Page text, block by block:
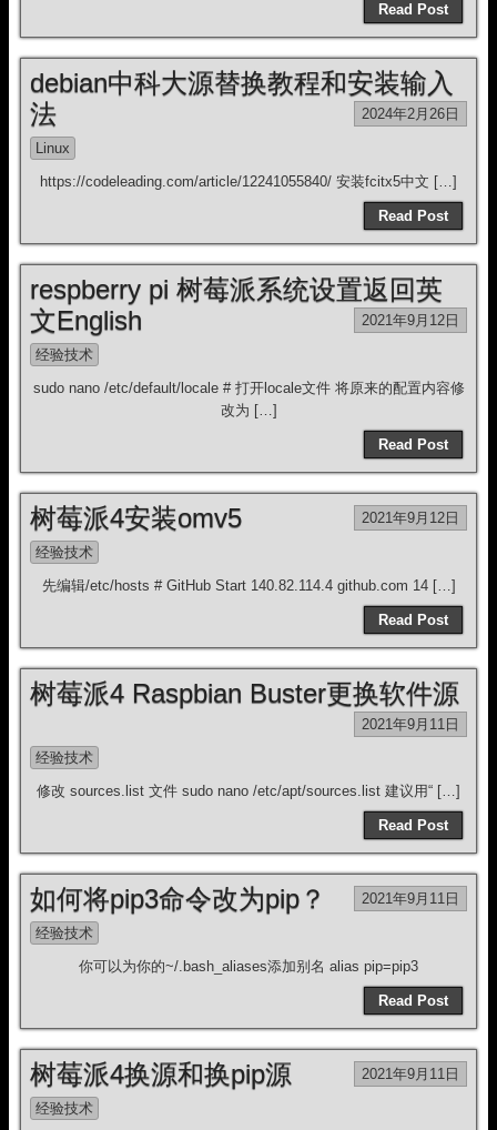
Read Post
debian中科大源替换教程和安装输入
法
2024年2月26日
Linux
https://codeleading.com/article/12241055840/ 安装fcitx5中文 […]
Read Post
respberry pi 树莓派系统设置返回英
文English
2021年9月12日
经验技术
sudo nano /etc/default/locale # 打开locale文件 将原来的配置内容修
改为 […]
Read Post
树莓派4安装omv5 2021年9月12日
经验技术
先编辑/etc/hosts # GitHub Start 140.82.114.4 github.com 14 […]
Read Post
树莓派4 Raspbian Buster更换软件源
2021年9月11日
经验技术
修改 sources.list 文件 sudo nano /etc/apt/sources.list 建议用“ […]
Read Post
如何将pip3命令改为pip？ 2021年9月11日
经验技术
你可以为你的~/.bash_aliases添加别名 alias pip=pip3
Read Post
树莓派4换源和换pip源 2021年9月11日
经验技术